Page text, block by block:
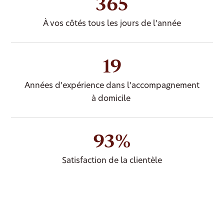
À vos côtés tous les jours de l’année
19
Années d’expérience dans l’accompagnement
à domicile
93%
Satisfaction de la clientèle